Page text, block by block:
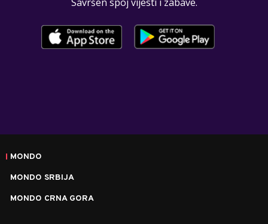
Savršen spoj vijesti i zabave.
MONDO
MONDO SRBIJA
MONDO CRNA GORA